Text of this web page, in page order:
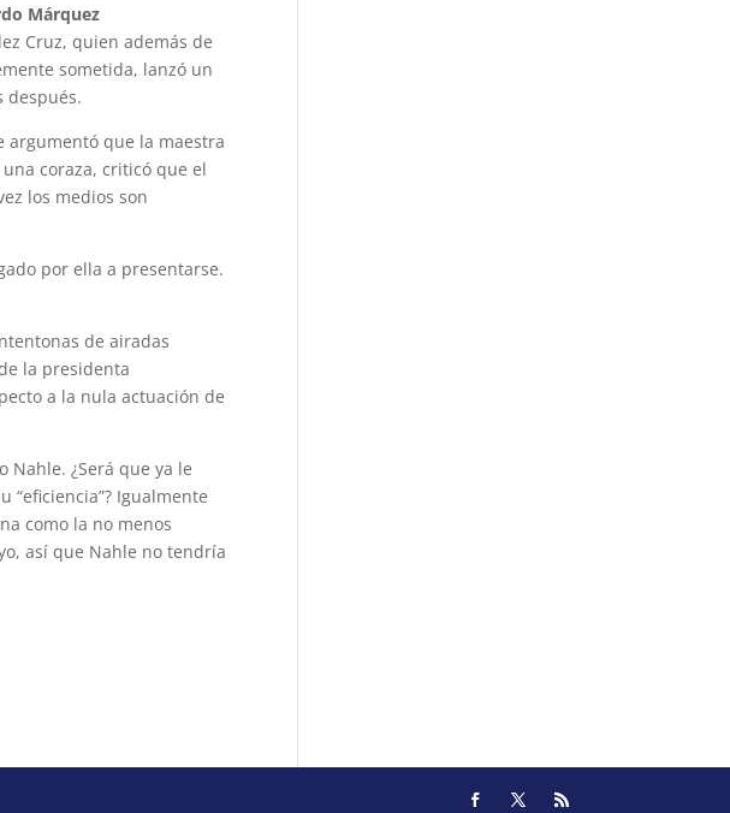
Márquez
Cruz, quien además de
sometida, lanzó un
después.
argumentó que la maestra
coraza, criticó que el
los medios son
por ella a presentarse.
de airadas
la presidenta
a la nula actuación de
Nahle. ¿Será que ya le
Igualmente
como la no menos
así que Nahle no tendría